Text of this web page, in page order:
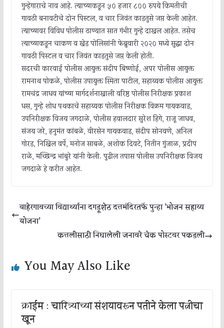
गुन्हेगाराचे नाव आहे. त्याच्याकडून ५० हजार ८०० रुपये किंमतीची
गावठी बनावटीचे दोन पिस्टल, व चार जिवंत काडतुसे जप्त केली आहेत.
त्याच्यावर विविध पोलीस ठाण्यात सात गंभीर गुन्हे दाखल आहेत. तसेच
त्याच्याकडून चाकण व खेड पोलिसांनी फेब्रुवारी २०२० मध्ये सुद्धा दोन
गावठी पिस्टल व चार जिवंत काडतुसे जप्त केली होती.
सदरची कारवाई पोलीस आयुक्त संदीप बिष्णोई, अपर पोलीस आयुक्त
रामनाथ पोकळे, पोलीस उपायुक्त स्मिता पाटील, सहाय्यक पोलीस आयुक्त
रामचंद्र जाधव यांच्या मार्गदर्शनाखाली वरिष्ठ पोलीस निरीक्षक प्रकाश
धस, गुन्हे शोध पथकाचे सहाय्यक पोलीस निरीक्षक विक्रम गायकवाड,
उपनिरीक्षक विजय जगदाळे, पोलीस हवालदार सुरेश हिंगे, राजू जाधव,
संजय जरे, हनुमंत कांबळे, वीरसेन गायकवाड, संदीप सोनवणे, अनिल
गोरड, निखिल वर्पे, मनोज साबळे, अशोक दिवटे, नितीन गुंजाळ, प्रदीप
राळे, मच्छिन्द्र भांबुरे यांनी केली. पुढील तपास पोलीस उपनिरीक्षक विजय
जगदाळे हे करीत आहेत.
बाहेरगावच्या विद्यार्थ्यांना दगडूशेठ दत्तमंदिरतर्फे पुन्हा ‘भोजन सहाय्य
योजना’
कत्तलीसाठी निघालेली जनावरे चेक पोस्टवर पकडली
You May Also Like
क्राईम : चारित्र्याच्या संशयावरून पतीने केला पत्नीचा
खून